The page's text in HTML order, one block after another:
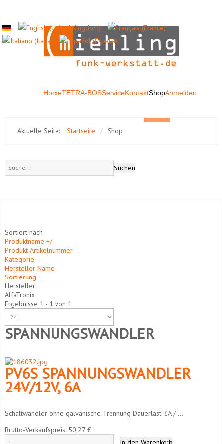
HomeTETRA-BOSServiceKontaktShopAnmelden
Aktuelle Seite: Startseite / Shop
Sortiert nach
Produktname +/-
Produkt Artikelnummer
Kategorie
Hersteller Name
Sortierung
Hersteller:
AlfaTronix
Ergebnisse 1 - 1 von 1
SPANNUNGSWANDLER
PV6S SPANNUNGSWANDLER
24V/12V, 6A
Schaltwandler ohne galvanische Trennung Dauerlast: 6A / ...
Brutto-Verkaufspreis: 50,27 €